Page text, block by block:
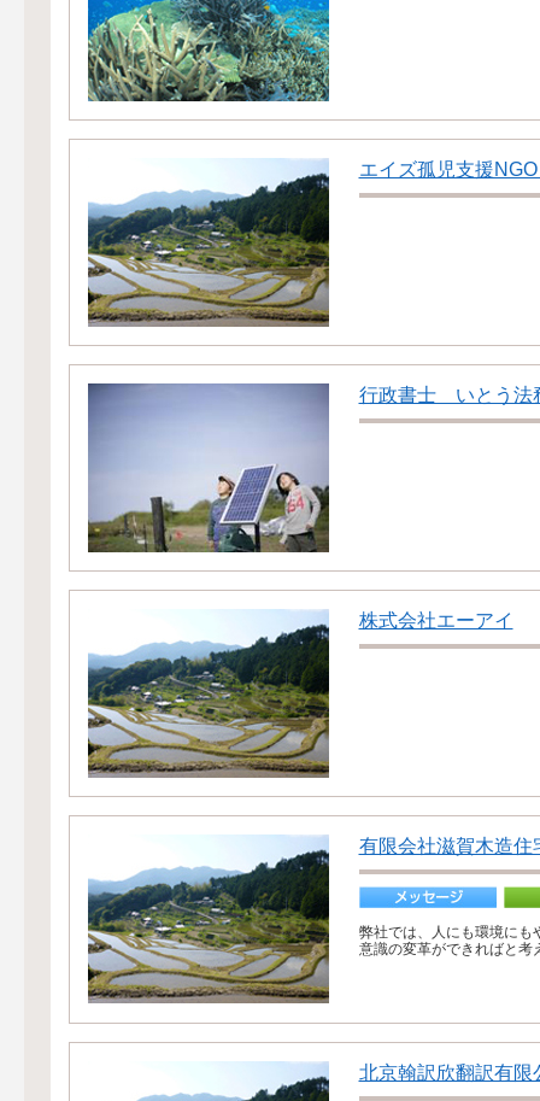
エイズ孤児支援
行政書士 いとう法
株式会社エーアイ
有限会社滋賀木造住
弊社では、人にも環境にも
意識の変革ができればと考
北京翰訳欣翻訳有限